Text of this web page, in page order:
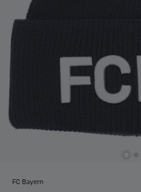
FC Bayern